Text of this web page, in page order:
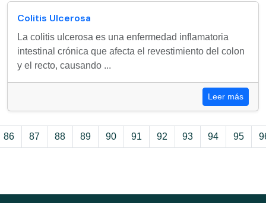
Colitis Ulcerosa
La colitis ulcerosa es una enfermedad inflamatoria
intestinal crónica que afecta el revestimiento del colon
y el recto, causando ...
Leer más
86 87 88 89 90 91 92 93 94 95